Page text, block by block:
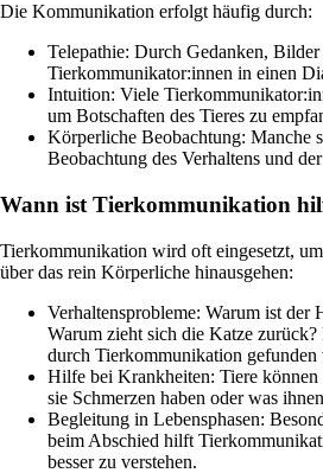
Die Kommunikation erfolgt häufig durch:
Telepathie: Durch Gedanken,
Tierkommunikator:innen in einen
Intuition: Viele
um Botschaften des Tieres zu
Körperliche Beobachtung: Manche
Beobachtung des Verhaltens und
Wann ist Tierkommunikation
Tierkommunikation wird oft eingesetzt,
über das rein Körperliche hinausgehen:
Verhaltensprobleme: Warum ist der
Warum zieht sich die Katze
durch Tierkommunikation gefunden
Hilfe bei Krankheiten: Tiere
sie Schmerzen haben oder was
Begleitung in Lebensphasen:
beim Abschied hilft
besser zu verstehen.